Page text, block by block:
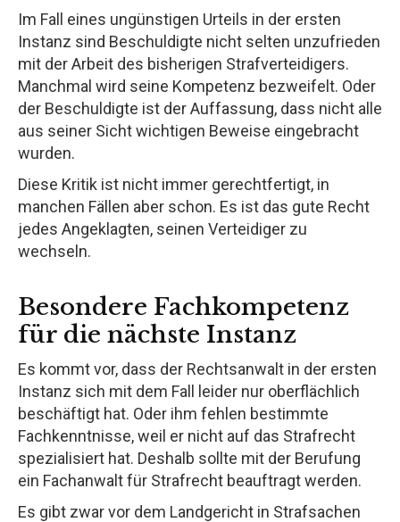
Im Fall eines ungünstigen Urteils in der ersten
Instanz sind Beschuldigte nicht selten unzufrieden
mit der Arbeit des bisherigen Strafverteidigers.
Manchmal wird seine Kompetenz bezweifelt. Oder
der Beschuldigte ist der Auffassung, dass nicht alle
aus seiner Sicht wichtigen Beweise eingebracht
wurden.
Diese Kritik ist nicht immer gerechtfertigt, in
manchen Fällen aber schon. Es ist das gute Recht
jedes Angeklagten, seinen Verteidiger zu
wechseln.
Besondere Fachkompetenz
für die nächste Instanz
Es kommt vor, dass der Rechtsanwalt in der ersten
Instanz sich mit dem Fall leider nur oberflächlich
beschäftigt hat. Oder ihm fehlen bestimmte
Fachkenntnisse, weil er nicht auf das Strafrecht
spezialisiert hat. Deshalb sollte mit der Berufung
ein Fachanwalt für Strafrecht beauftragt werden.
Es gibt zwar vor dem Landgericht in Strafsachen